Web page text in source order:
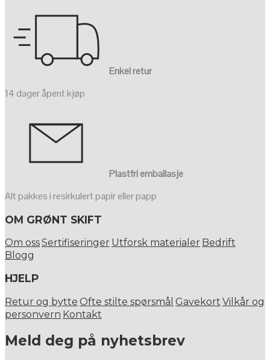
Enkel retur
14 dager åpent kjøp
Plastfri emballasje
Alt pakkes i resirkulert papir eller papp
OM GRØNT SKIFT
Om ossSertifiseringer Utforsk materialer Bedrift
Blogg
HJELP
Retur og bytte Ofte stilte spørsmål Gavekort Vilkår og
personvern Kontakt
Meld deg på nyhetsbrev